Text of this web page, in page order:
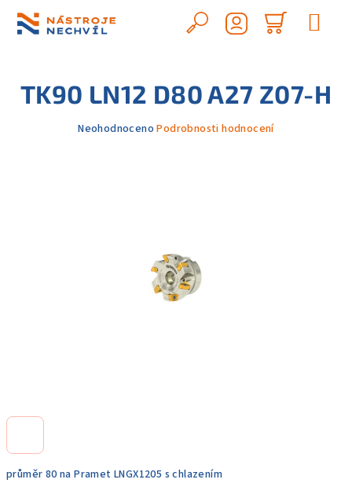
obsah
Hledat
košík
průměr 80 na Pramet LNGX1205 s chlazením
TK90 LN12 D80 A27 Z07-H
Průměrné
Neohodnoceno Podrobnosti hodnocení